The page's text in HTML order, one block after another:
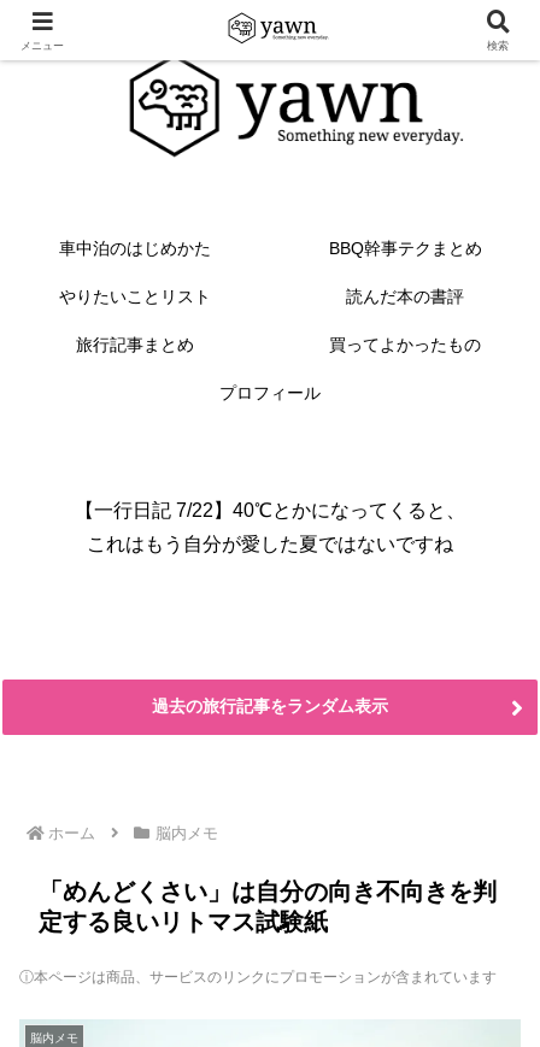
車中泊のはじめかた BBQ幹事テクまとめ
やりたいことリスト 読んだ本の書評
旅行記事まとめ 買ってよかったもの
プロフィール
【一行日記 7/22】40℃とかになってくると、
これはもう自分が愛した夏ではないですね
過去の旅行記事をランダム表示
ホーム 脳内メモ
「めんどくさい」は自分の向き不向きを判
定する良いリトマス試験紙
ⓘ本ページは商品、サービスのリンクにプロモーションが含まれています
脳内メモ
メニュー 検索